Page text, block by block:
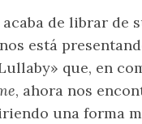
acaba de librar de
está
que, en
, ahora nos
una forma